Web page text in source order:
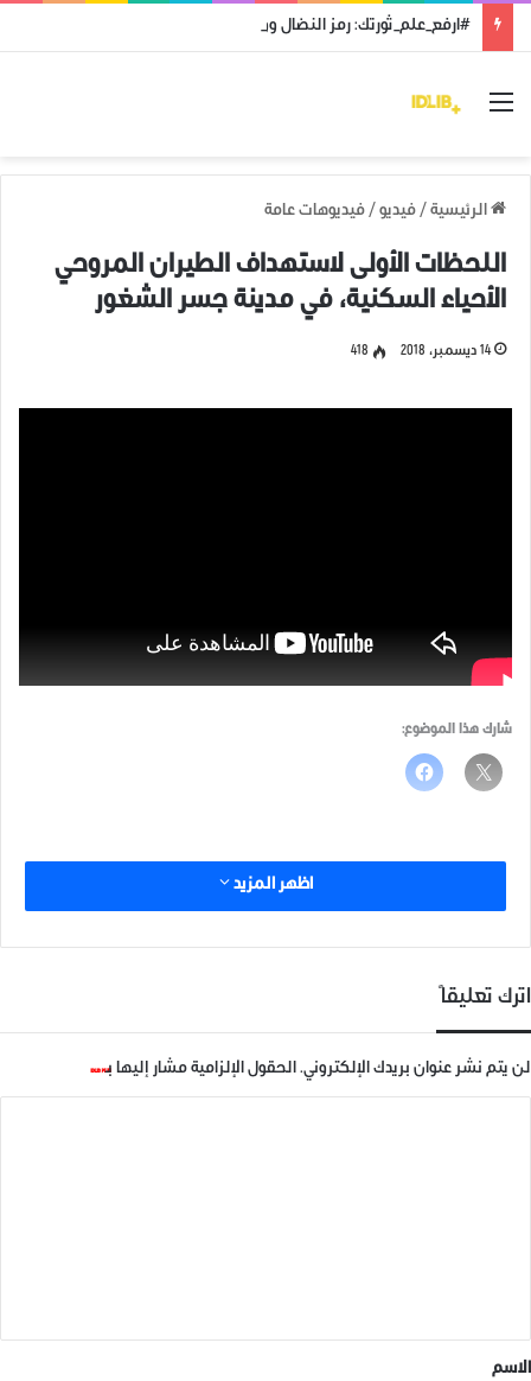
#ارفع_علم_ثورتك: رمز النضال ووحدة الهدف
القائمة
الرئيسية / فيديو / فيديوهات عامة
اللحظات الأولى لاستهداف الطيران المروحي
الأحياء السكنية، في مدينة جسر الشغور
14 ديسمبر، 2018 418
شارك هذا الموضوع:
اظهر المزيد
اترك تعليقاً
لن يتم نشر عنوان بريدك الإلكتروني. الحقول الإلزامية مشار إليها بـ*
*الاسم